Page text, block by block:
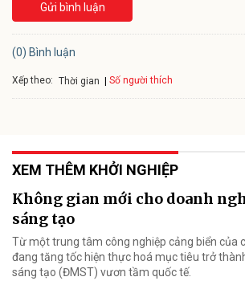
Gửi bình luận
(0) Bình luận
Xếp theo: Thời gian Số người thích
XEM THÊM KHỞI NGHIỆP
Không gian mới cho doanh
sáng tạo
Từ một trung tâm công nghiệp cảng biển của
đang tăng tốc hiện thực hoá mục tiêu trở
sáng tạo (ĐMST) vươn tầm quốc tế.